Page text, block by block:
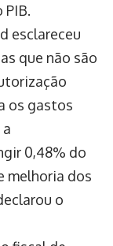
esclareceu
que não são
os gastos
0,48% do
melhoria dos
o